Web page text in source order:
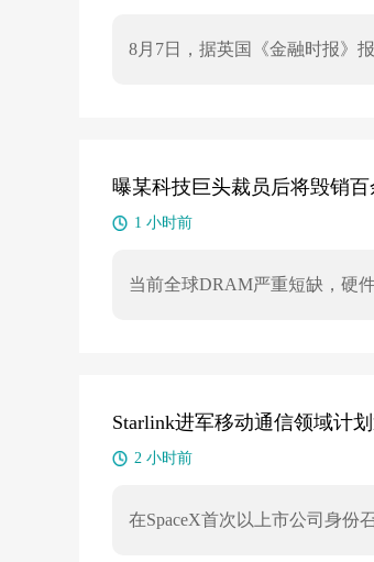
8月7日，据英国《金融时报》
量、训练方法、推理效率及算
曝某科技巨头裁员后将毁销百
1 小时前
当前全球DRAM严重短缺，硬
Starlink进军移动通信领域计
2 小时前
在SpaceX首次以上市公司身份